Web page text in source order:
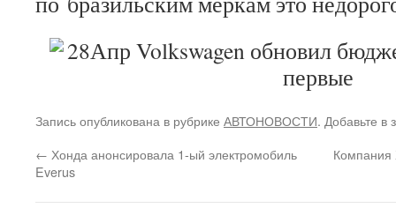
Запись опубликована в рубрике АВТОНОВОСТИ. Добавьте в
← Хонда анонсировала 1-ый электромобиль
Everus
Компания